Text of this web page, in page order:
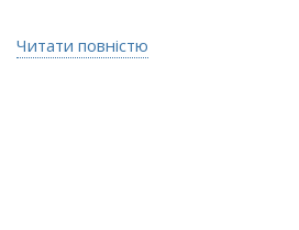
Читати повністю